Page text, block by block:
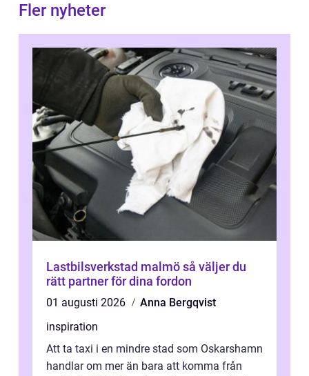
Fler nyheter
Lastbilsverkstad malmö så väljer du
rätt partner för dina fordon
01 augusti 2026
Anna Bergqvist
inspiration
Att ta taxi i en mindre stad som Oskarshamn
handlar om mer än bara att komma från